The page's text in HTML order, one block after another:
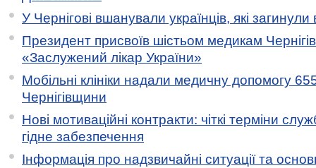
У Чернігові вшанували українців, які загинули
Президент присвоїв шістьом медикам
«Заслужений лікар України»
Мобільні клініки надали медичну допомогу
Чернігівщини
Нові мотиваційні контракти: чіткі терміни
гідне забезпечення
Інформація про надзвичайні ситуації та